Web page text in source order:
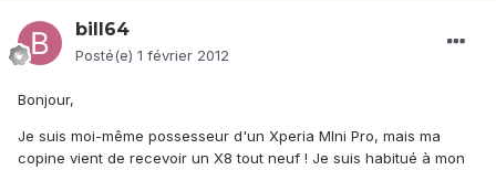
bill64
Posté(e) 1 février 2012
Bonjour,
Je suis moi-même possesseur d'un Xperia MIni Pro, mais ma
copine vient de recevoir un X8 tout neuf ! Je suis habitué à mon